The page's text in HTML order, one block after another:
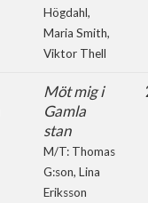
Högdahl,
Maria Smith,
Viktor Thell
Möt mig i
Gamla
stan
M/T: Thomas
G:son, Lina
Eriksson